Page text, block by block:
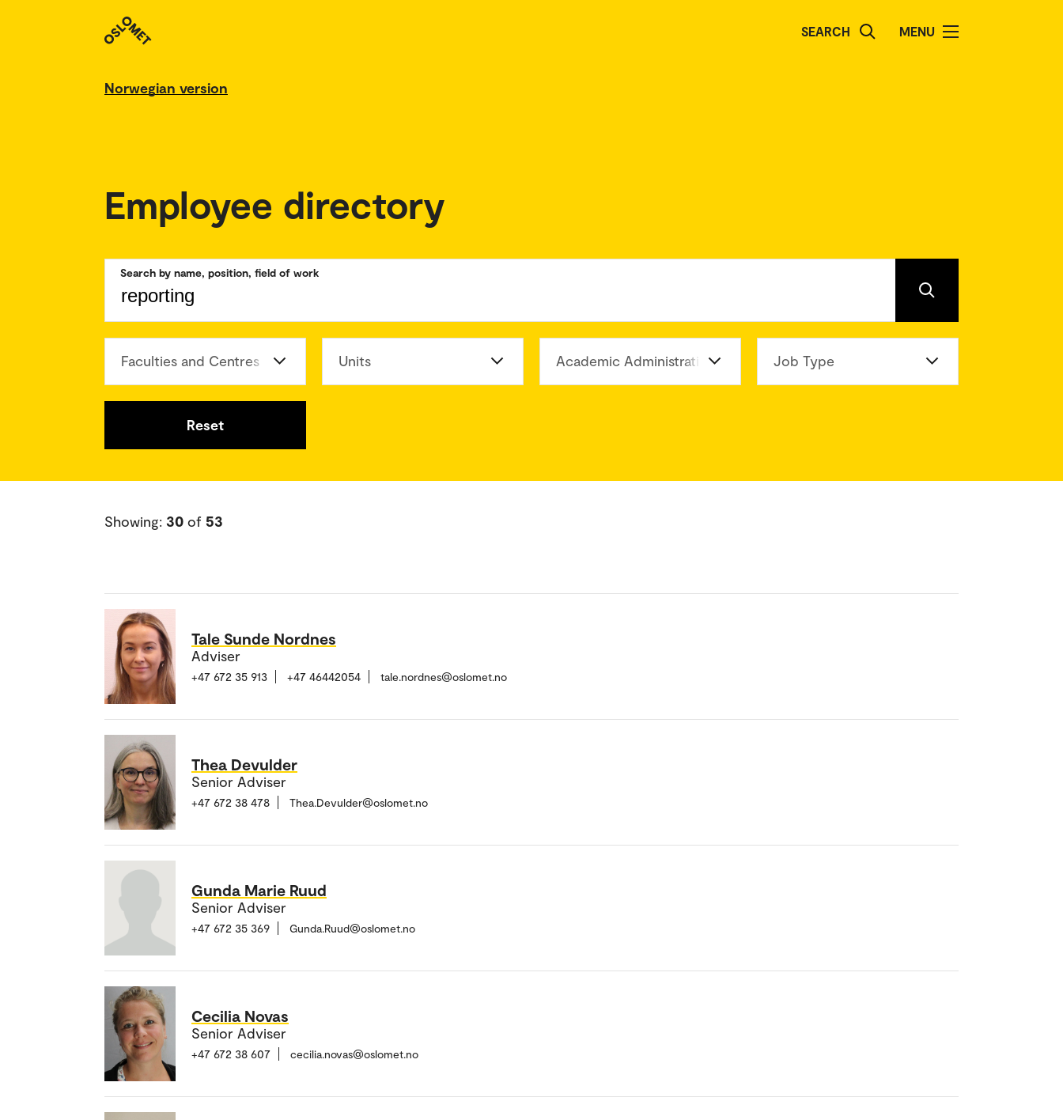
SEARCH MENU
Norwegian version
Employee directory
Search by name, position, field of work
Faculties and Centres Units Academic Administration Division Job Type
Reset
Showing: 30 of 53
Tale Sunde Nordnes
Adviser
+47 672 35 913 +47 46442054 tale.nordnes@oslomet.no
Thea Devulder
Senior Adviser
+47 672 38 478 Thea.Devulder@oslomet.no
Gunda Marie Ruud
Senior Adviser
+47 672 35 369 Gunda.Ruud@oslomet.no
Cecilia Novas
Senior Adviser
+47 672 38 607 cecilia.novas@oslomet.no